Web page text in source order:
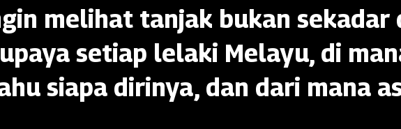
melihat tanjak bukan
setiap lelaki Melayu, di
siapa dirinya, dan dari mana